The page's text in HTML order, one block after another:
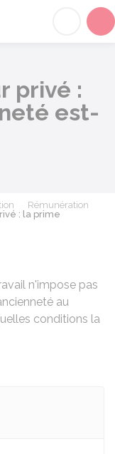
privé :
est-
Rémunération
: la prime
n'impose pas
au
conditions la